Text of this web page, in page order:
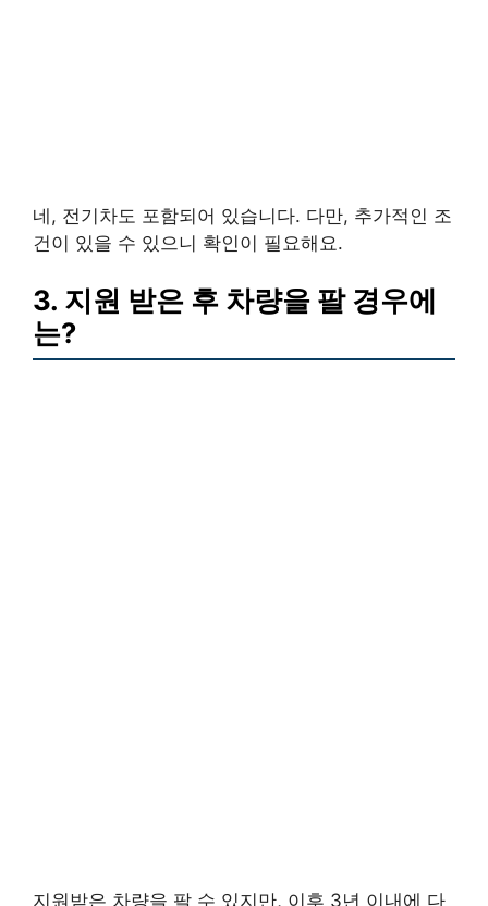
네, 전기차도 포함되어 있습니다. 다만, 추가적인 조
건이 있을 수 있으니 확인이 필요해요.
3. 지원 받은 후 차량을 팔 경우에
는?
지원받은 차량을 팔 수 있지만, 이후 3년 이내에 다